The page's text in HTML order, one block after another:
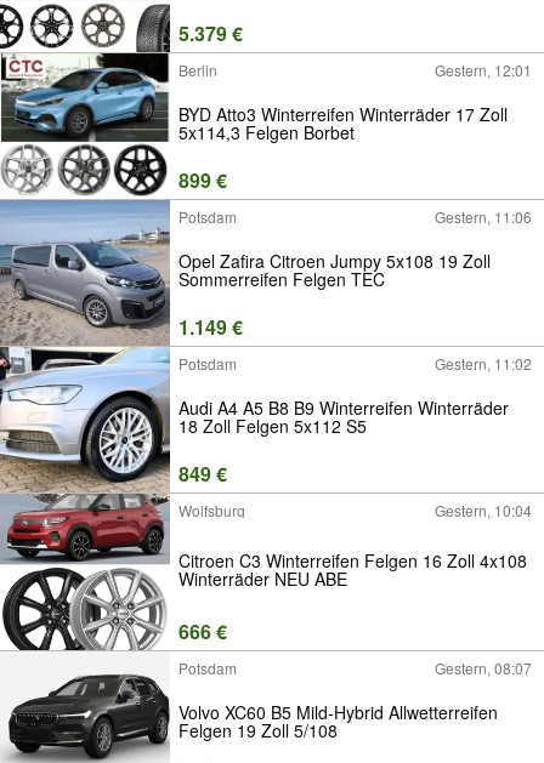
5.379 €
Berlin Gestern, 12:01
BYD Atto3 Winterreifen Winterräder 17 Zoll
5x114,3 Felgen Borbet
899 €
Potsdam Gestern, 11:06
Opel Zafira Citroen Jumpy 5x108 19 Zoll
Sommerreifen Felgen TEC
1.149 €
Potsdam Gestern, 11:02
Audi A4 A5 B8 B9 Winterreifen Winterräder
18 Zoll Felgen 5x112 S5
849 €
Wolfsburg Gestern, 10:04
Citroen C3 Winterreifen Felgen 16 Zoll 4x108
Winterräder NEU ABE
666 €
Potsdam Gestern, 08:07
Volvo XC60 B5 Mild-Hybrid Allwetterreifen
Felgen 19 Zoll 5/108